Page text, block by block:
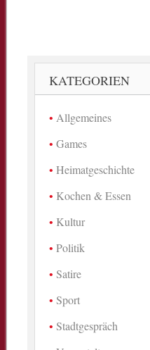
KATEGORIEN
Allgemeines
Games
Heimatgeschichte
Kochen & Essen
Kultur
Politik
Satire
Sport
Stadtgespräch